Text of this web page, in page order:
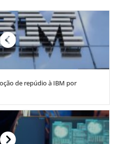
de repúdio à IBM por